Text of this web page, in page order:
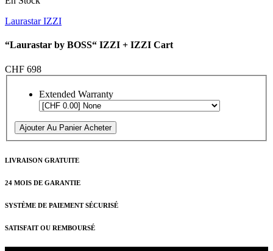
Laurastar IZZI
“Laurastar by BOSS“ IZZI + IZZI Cart
CHF 698
Extended Warranty
Ajouter Au Panier Acheter
LIVRAISON GRATUITE
24 MOIS DE GARANTIE
SYSTÈME DE PAIEMENT SÉCURISÉ
SATISFAIT OU REMBOURSÉ